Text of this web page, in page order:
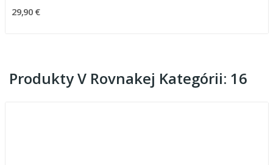
29,90 €
Produkty V Rovnakej Kategórii: 16